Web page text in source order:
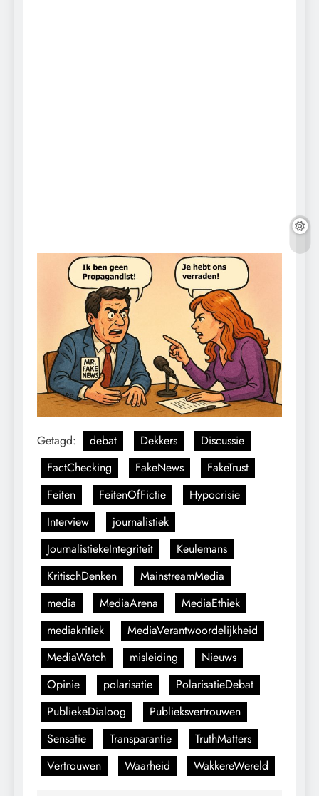
Getagd: debat Dekkers
Discussie
FactChecking
FakeNews
FakeTrust
Feiten
FeitenOfFictie
Hypocrisie
Interview
journalistiek
JournalistiekeIntegriteit
Keulemans
KritischDenken
MainstreamMedia
media
MediaArena
MediaEthiek
mediakritiek
MediaVerantwoordelijkheid
MediaWatch
misleiding
Nieuws
Opinie
polarisatie
PolarisatieDebat
PubliekeDialoog
Publieksvertrouwen
Sensatie
Transparantie
TruthMatters
Vertrouwen
Waarheid WakkereWereld